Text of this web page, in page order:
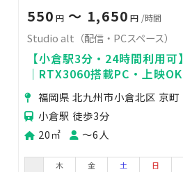
550 円 〜 1,650 円 /時間
Studio alt（配信・PCスペース）
【小倉駅3分・24時間利用
｜RTX3060搭載PC・上映OK
福岡県 北九州市小倉北区 京町
小倉駅 徒歩3分
20㎡
〜6人
木
金
土
日